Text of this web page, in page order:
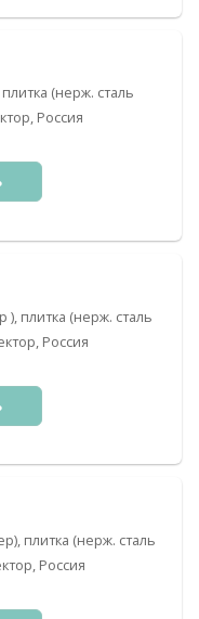
(нерж. сталь
Россия
), плитка (нерж. сталь
Россия
плитка (нерж. сталь
Россия